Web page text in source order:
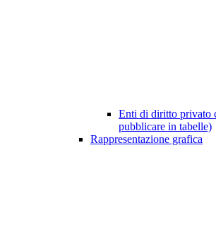
Enti di diritto privato
pubblicare in tabelle)
Rappresentazione grafica